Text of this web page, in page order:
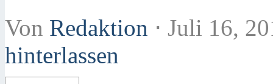
Von Redaktion ⋅ Juli 16,
hinterlassen